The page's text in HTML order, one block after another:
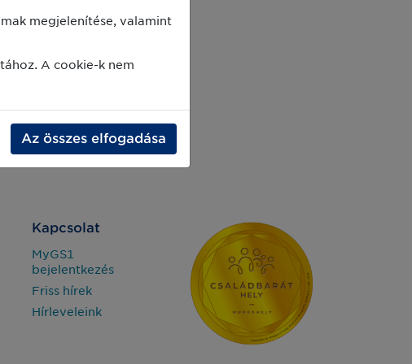
Kapcsolat
MyGS1
bejelentkezés
Friss hírek
Hírleveleink
megjelenítése, valamint
A cookie-k nem
Az összes elfogadása